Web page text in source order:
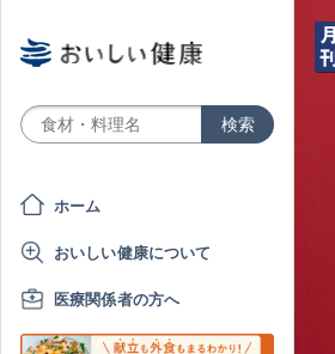
ホーム
おいしい健康について
医療関係者の方へ